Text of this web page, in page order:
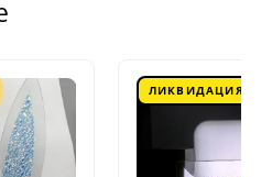
ЛИКВИДАЦИЯ